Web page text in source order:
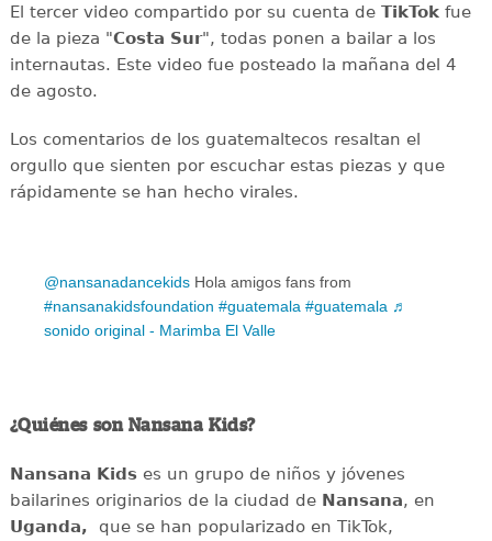
El tercer video compartido por su cuenta de TikTokfue
de la pieza "Costa Sur", todas ponen a bailar a los
internautas. Este video fue posteado la mañana del 4
de agosto.
Los comentarios de los guatemaltecos resaltan el
orgullo que sienten por escuchar estas piezas y que
rápidamente se han hecho virales.
@nansanadancekids Hola amigos fans from
#nansanakidsfoundation #guatemala #guatemala ♬
sonido original - Marimba El Valle
¿Quiénes son Nansana Kids?
Nansana Kidses un grupo de niños y jóvenes
bailarines originarios de la ciudad de Nansana, en
Uganda, que se han popularizado en TikTok,